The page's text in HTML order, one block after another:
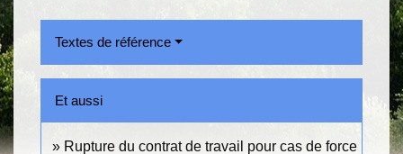
Textes de référence
Et aussi
Rupture du contrat de travail pour cas de force